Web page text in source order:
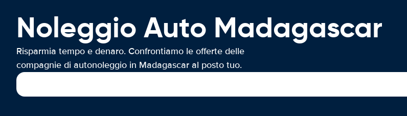
Noleggio Auto Madagascar
Risparmia tempo e denaro. Confrontiamo le offerte delle
compagnie di autonoleggio in Madagascar al posto tuo.